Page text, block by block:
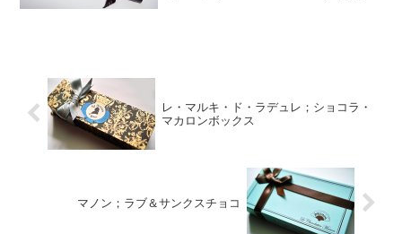
レ・マルキ・ド・ラデュレ；ショコラ・
マカロンボックス
マノン；ラブ＆サンクスチョコ